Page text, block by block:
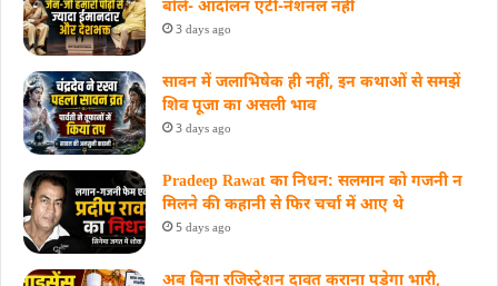
बोले- आंदोलन एंटी-नेशनल नहीं
3 days ago
सावन में जलाभिषेक ही नहीं, इन कथाओं से समझें
शिव पूजा का असली भाव
3 days ago
Pradeep Rawat का निधन: सलमान को गजनी न
मिलने की कहानी से फिर चर्चा में आए थे
5 days ago
अब बिना रजिस्ट्रेशन दावत कराना पड़ेगा भारी,